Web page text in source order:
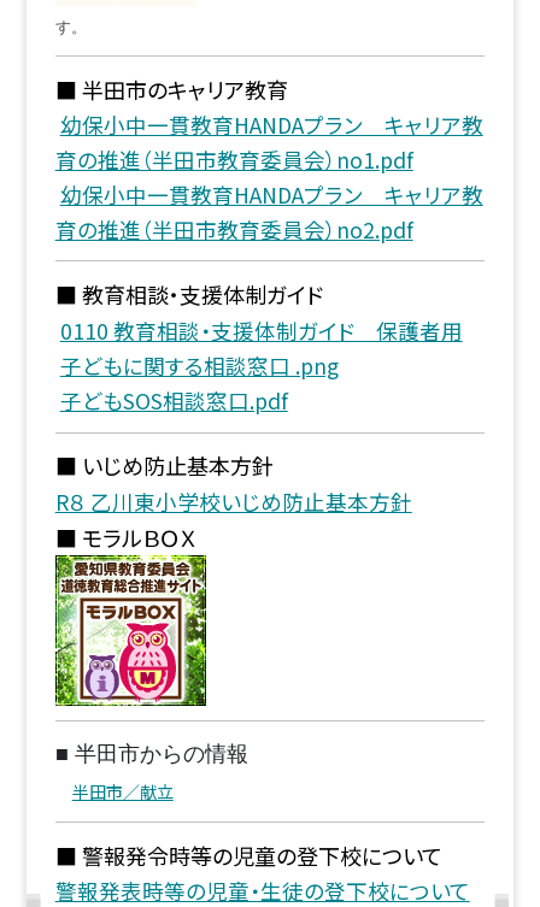
す。
■ 半田市のキャリア教育
幼保小中一貫教育HANDAプラン キャリア教
育の推進（半田市教育委員会）no1.pdf
幼保小中一貫教育HANDAプラン キャリア教
育の推進（半田市教育委員会）no2.pdf
■ 教育相談・支援体制ガイド
0110 教育相談・支援体制ガイド 保護者用
子どもに関する相談窓口 .png
子どもSOS相談窓口.pdf
■ いじめ防止基本方針
R８ 乙川東小学校いじめ防止基本方針
■ モラルＢＯＸ
■ 半田市からの情報
半田市／献立
■ 警報発令時等の児童の登下校について
警報発表時等の児童・生徒の登下校について